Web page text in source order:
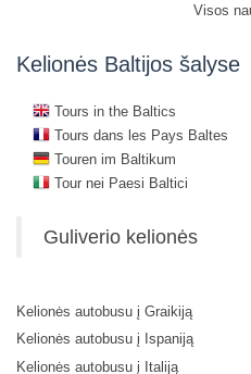
Visos
Kelionės Baltijos šalyse
Tours in the Baltics
Tours dans les Pays Baltes
Touren im Baltikum
Tour nei Paesi Baltici
Guliverio kelionės
Kelionės autobusu į Graikiją
Kelionės autobusu į Ispaniją
Kelionės autobusu į Italiją